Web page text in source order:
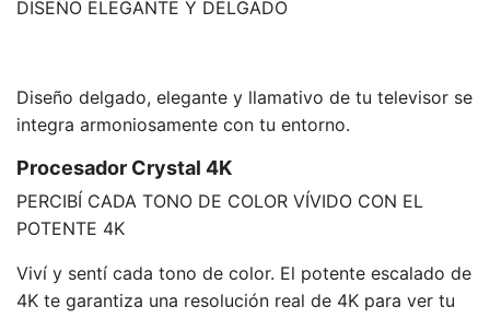
DISEÑO ELEGANTE Y DELGADO
Diseño delgado, elegante y llamativo de tu televisor se
integra armoniosamente con tu entorno.
Procesador Crystal 4K
PERCIBÍ CADA TONO DE COLOR VÍVIDO CON EL
POTENTE 4K
Viví y sentí cada tono de color. El potente escalado de
4K te garantiza una resolución real de 4K para ver tu